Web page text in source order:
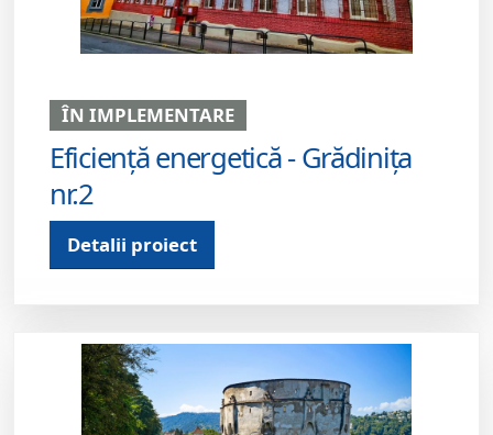
ÎN IMPLEMENTARE
Eficiență energetică - Grădinița
nr.2
Detalii proiect